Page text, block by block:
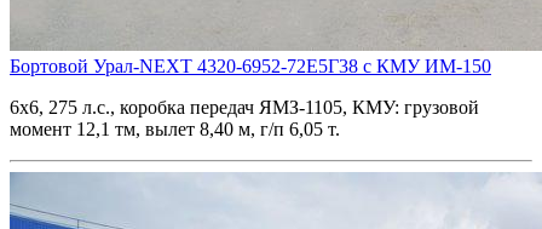
Бортовой Урал-NEXT 4320-6952-72Е5Г38 c КМУ ИМ-150
6х6, 275 л.с., коробка передач ЯМЗ-1105, КМУ: грузовой
момент 12,1 тм, вылет 8,40 м, г/п 6,05 т.